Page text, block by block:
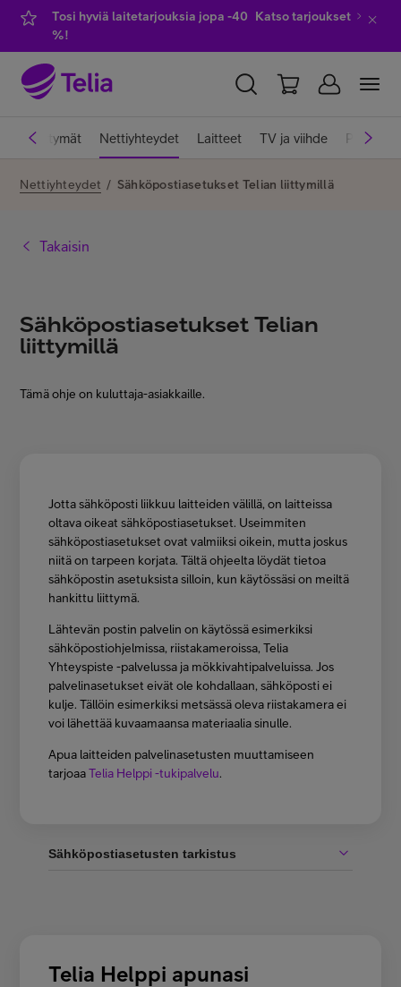
Tosi hyviä laitetarjouksia jopa -40
%!
Katso tarjoukset
YKSITYISILLE YRITYKSILLE WHOLESALE
TV ja viihde
EN SV
Liittymät Nettiyhteydet Laitteet TV ja viihde Palvelut
Nettiyhteydet / Sähköpostiasetukset Telian liittymillä
Takaisin
Sähköpostiasetukset Telian
liittymillä
Tämä ohje on kuluttaja-asiakkaille.
Jotta sähköposti liikkuu laitteiden välillä, on laitteissa
oltava oikeat sähköpostiasetukset. Useimmiten
sähköpostiasetukset ovat valmiiksi oikein, mutta joskus
niitä on tarpeen korjata. Tältä ohjeelta löydät tietoa
sähköpostin asetuksista silloin, kun käytössäsi on meiltä
hankittu liittymä.
Lähtevän postin palvelin on käytössä esimerkiksi
sähköpostiohjelmissa, riistakameroissa, Telia
Yhteyspiste -palvelussa ja mökkivahtipalveluissa. Jos
palvelinasetukset eivät ole kohdallaan, sähköposti ei
kulje. Tällöin esimerkiksi metsässä oleva riistakamera ei
voi lähettää kuvaamaansa materiaalia sinulle.
Apua laitteiden palvelinasetusten muuttamiseen
tarjoaaTelia Helppi -tukipalvelu.
Sähköpostiasetusten tarkistus
Telia Helppi apunasi